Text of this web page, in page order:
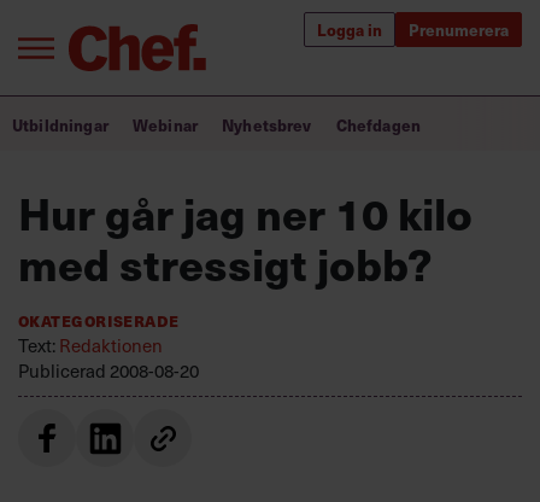
Logga in Prenumerera
Annonsera
Bra ledare förändrar världen
Utbildning för ledare
Chefakademin+
Populära utbildningar
Utbildningar Webinar Nyhetsbrev Chefdagen
Hur går jag ner 10 kilo
med stressigt jobb?
Okategoriserade
Text: Redaktionen
Publicerad 2008-08-20